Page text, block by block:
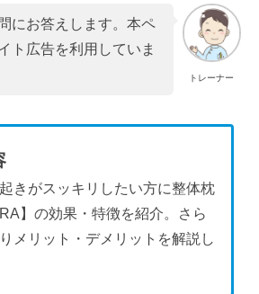
トレーナー
にお答えします。本ペ
ト広告を利用していま
きがスッキリしたい方に整体枕
】の効果・特徴を紹介。さら
メリット・デメリットを解説し